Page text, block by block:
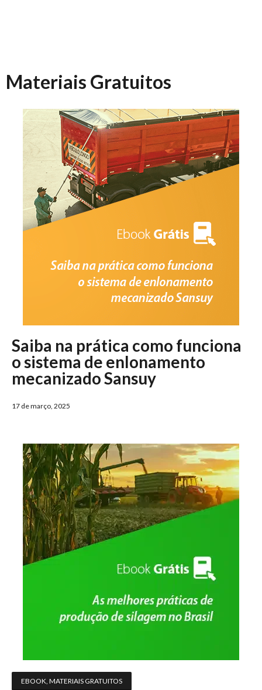
Materiais Gratuitos
Saiba na prática como funciona
o sistema de enlonamento
mecanizado Sansuy
17 de março, 2025
EBOOK MATERIAIS GRATUITOS